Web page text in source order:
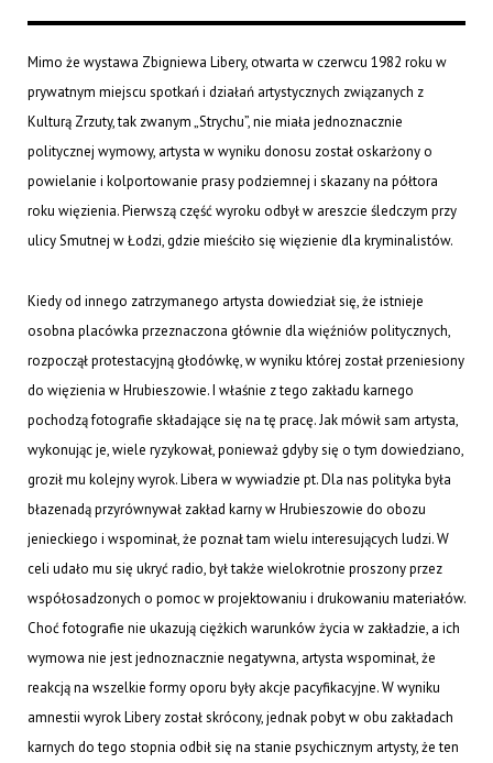
Mimo że wystawa Zbigniewa Libery, otwarta w czerwcu 1982 roku w
prywatnym miejscu spotkań i działań artystycznych związanych z
Kulturą Zrzuty, tak zwanym „Strychu”, nie miała jednoznacznie
politycznej wymowy, artysta w wyniku donosu został oskarżony o
powielanie i kolportowanie prasy podziemnej i skazany na półtora
roku więzienia. Pierwszą część wyroku odbył w areszcie śledczym przy
ulicy Smutnej w Łodzi, gdzie mieściło się więzienie dla kryminalistów.
Kiedy od innego zatrzymanego artysta dowiedział się, że istnieje
osobna placówka przeznaczona głównie dla więźniów politycznych,
rozpoczął protestacyjną głodówkę, w wyniku której został przeniesiony
do więzienia w Hrubieszowie. I właśnie z tego zakładu karnego
pochodzą fotografie składające się na tę pracę. Jak mówił sam artysta,
wykonując je, wiele ryzykował, ponieważ gdyby się o tym dowiedziano,
groził mu kolejny wyrok. Libera w wywiadzie pt.Dla nas polityka była
błazenadąprzyrównywał zakład karny w Hrubieszowie do obozu
jenieckiego i wspominał, że poznał tam wielu interesujących ludzi. W
celi udało mu się ukryć radio, był także wielokrotnie proszony przez
współosadzonych o pomoc w projektowaniu i drukowaniu materiałów.
Choć fotografie nie ukazują ciężkich warunków życia w zakładzie, a ich
wymowa nie jest jednoznacznie negatywna, artysta wspominał, że
reakcją na wszelkie formy oporu były akcje pacyfikacyjne. W wyniku
amnestii wyrok Libery został skrócony, jednak pobyt w obu zakładach
karnych do tego stopnia odbił się na stanie psychicznym artysty, że ten